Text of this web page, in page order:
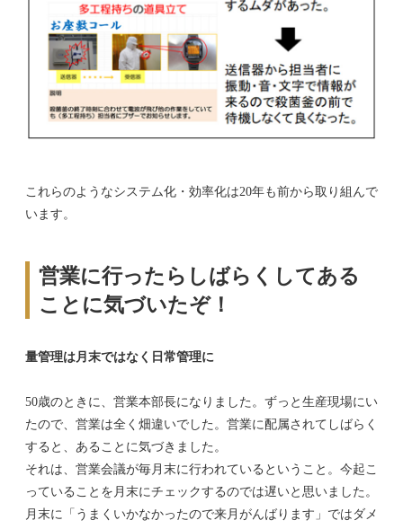
これらのようなシステム化・効率化は20年も前から取り組んで
います。
営業に行ったらしばらくしてある
ことに気づいたぞ！
量管理は月末ではなく日常管理に
50歳のときに、営業本部長になりました。ずっと生産現場にい
たので、営業は全く畑違いでした。営業に配属されてしばらく
すると、あることに気づきました。
それは、営業会議が毎月末に行われているということ。今起こ
っていることを月末にチェックするのでは遅いと思いました。
月末に「うまくいかなかったので来月がんばります」ではダメ